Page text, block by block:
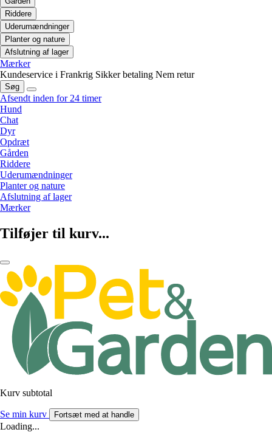
Riddere
Uderumændninger
Planter og nature
Afslutning af lager
Mærker
Kundeservice i Frankrig Sikker betaling Nem retur
Søg
Afsendt inden for 24 timer
Hund
Chat
Dyr
Opdræt
Gården
Riddere
Uderumændninger
Planter og nature
Afslutning af lager
Mærker
Tilføjer til kurv...
Kurv subtotal
Se min kurv Fortsæt med at handle
Loading...